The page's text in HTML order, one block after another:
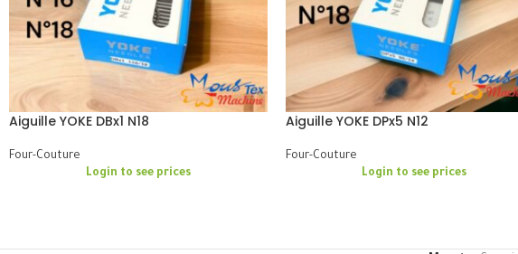
Aiguille YOKE DBx1 N18
Four-Couture
Login to see prices
Aiguille YOKE DPx5 N12
Four-Couture
Login to see prices